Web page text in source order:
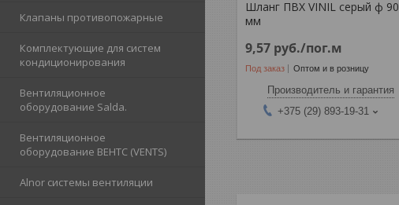
Клапаны противопожарные
Комплектующие для систем
кондиционирования
Вентиляционное
оборудование Salda.
Вентиляционное
оборудование ВЕНТС (VENTS)
Alnor cистемы вентиляции
Шланг ПВХ VINIL серый ф 90
мм
9,57 руб./пог.м
Под заказ Оптом и в розницу
Производитель и гарантия
+375 (29) 893-19-31